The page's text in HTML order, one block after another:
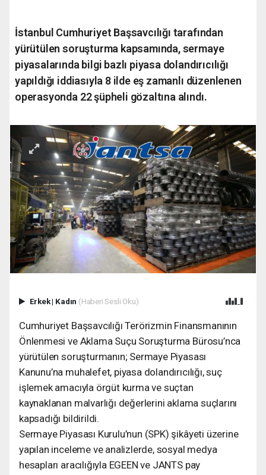
İstanbul Cumhuriyet Başsavcılığı tarafından
yürütülen soruşturma kapsamında, sermaye
piyasalarında bilgi bazlı piyasa dolandırıcılığı
yapıldığı iddiasıyla 8 ilde eş zamanlı düzenlenen
operasyonda 22 şüpheli gözaltına alındı.
Erkek| Kadın (Haberi Sesli Oku)
Cumhuriyet Başsavcılığı Terörizmin Finansmanının
Önlenmesi ve Aklama Suçu Soruşturma Bürosu’nca
yürütülen soruşturmanın; Sermaye Piyasası
Kanunu’na muhalefet, piyasa dolandırıcılığı, suç
işlemek amacıyla örgüt kurma ve suçtan
kaynaklanan malvarlığı değerlerini aklama suçlarını
kapsadığı bildirildi.
Sermaye Piyasası Kurulu’nun (SPK) şikâyeti üzerine
yapılan inceleme ve analizlerde, sosyal medya
hesapları aracılığıyla EGEEN ve JANTS pay